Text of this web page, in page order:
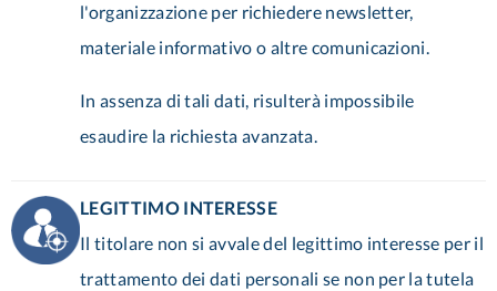
l'organizzazione per richiedere newsletter,
materiale informativo o altre comunicazioni.
In assenza di tali dati, risulterà impossibile
esaudire la richiesta avanzata.
LEGITTIMO INTERESSE
Il titolare non si avvale del legittimo interesse per il
trattamento dei dati personali se non per la tutela